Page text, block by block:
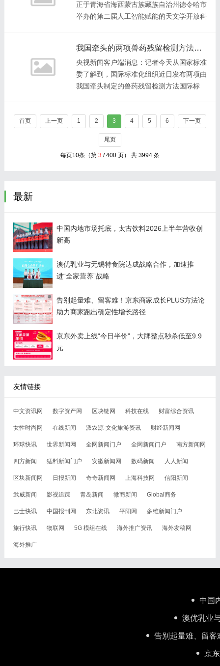
正于青海省海西蒙古族藏族自治州德令哈市
举办的第二届人工智能赋能的天文学开放科
望远镜成套实
我国牵头的两项兽药残留检测方法国际标准发布
央视新闻客户端消息：记者今天从国家标准
委了解到，国际标准化组织近日发布两项由
我国牵头制定的兽药残留检测方法国际标
《肉、鱼及其制
首页 上一页 1 2 3 4 5 6 下一页
尾页
每页10条（第 3/ 400 页） 共 3994 条
最新
中国内地市场托底，太古饮料2026上半年营收创
新高
澳优乳业与无锡特食院达成战略合作，加速推
进“全家营养”战略
告别起量难、留客难！京东商家成长PLUS方法论
助力商家跑出确定性增长路径
京东外卖上线“今日半价”，大牌整点秒杀低至9.9
元
友情链接
中文资讯网 数字资产网 区块链网 科技在线 财富综合资讯
女性时尚网 在线新闻 派农源-文化旅游资讯 财经新闻网
环球快讯 世界新闻网 全网新闻门户 全网新闻门户 南方新闻网
四方新闻 猛料新闻门户 安徽新闻网 数码新闻 人人新闻
区块新闻网 日报新闻 奇奇新闻网 上海科技网 信阳新闻
武威新闻 影视追踪 青岛新闻 微商新闻 Global商务
巴士快讯 中国报刊网 东北资讯 平阳网 多维新闻门户
旅行快讯 物联网 5G 模组在线 海外推广资讯 海外发稿网
海外推广
中国
澳优乳业
告别起量难、留客
京